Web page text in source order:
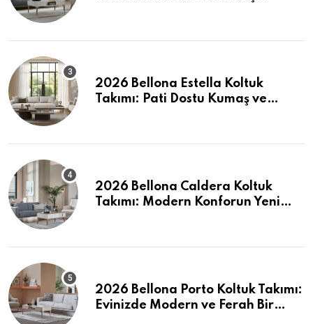
2026 Bellona Estella Koltuk
Takımı: Pati Dostu Kumaş ve
2026 Bellona Caldera Koltuk
Takımı: Modern Konforun Yeni
2026 Bellona Porto Koltuk Takımı:
Evinizde Modern ve Ferah Bir